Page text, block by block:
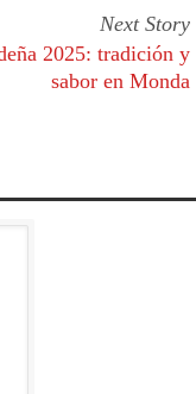
Next Story
2025: tradición y
sabor en Monda